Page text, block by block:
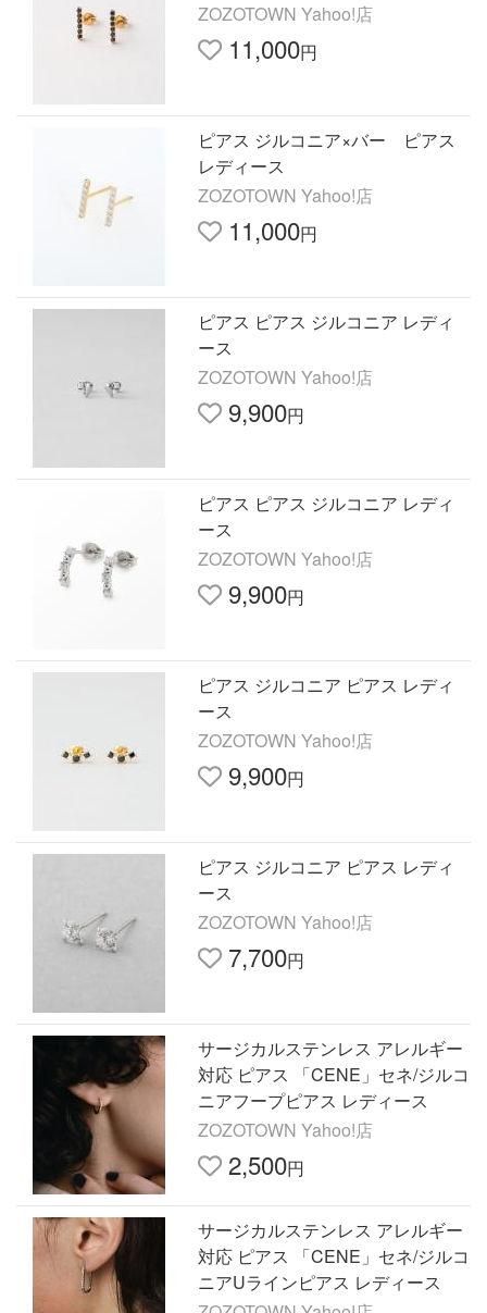
ZOZOTOWN Yahoo!店
11,000円
ピアス ジルコニア×バー ピアス
レディース
ZOZOTOWN Yahoo!店
11,000円
ピアス ピアス ジルコニア レディ
ース
ZOZOTOWN Yahoo!店
9,900円
ピアス ピアス ジルコニア レディ
ース
ZOZOTOWN Yahoo!店
9,900円
ピアス ジルコニア ピアス レディ
ース
ZOZOTOWN Yahoo!店
9,900円
ピアス ジルコニア ピアス レディ
ース
ZOZOTOWN Yahoo!店
7,700円
サージカルステンレス アレルギー
対応 ピアス 「CENE」セネ/ジルコ
ニアフープピアス レディース
ZOZOTOWN Yahoo!店
2,500円
サージカルステンレス アレルギー
対応 ピアス 「CENE」セネ/ジルコ
ニアUラインピアス レディース